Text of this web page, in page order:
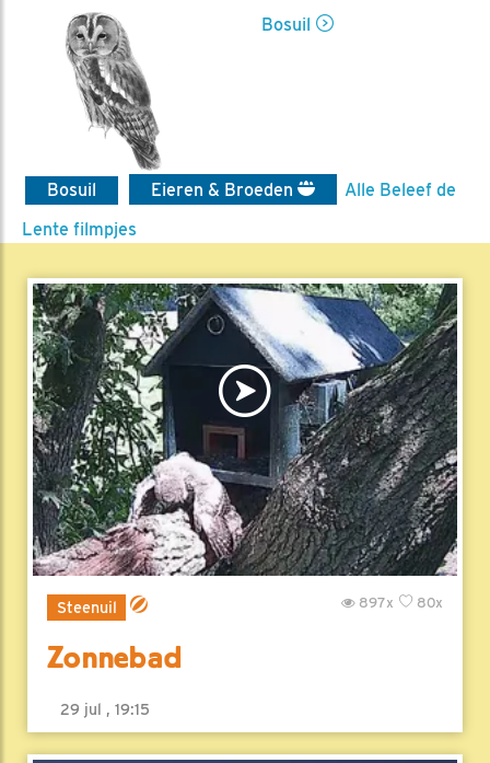
Bosuil
Bosuil Eieren & Broeden
Alle Beleef de
Lente filmpjes
Steenuil 80x
897x
Zonnebad
29 jul , 19:15